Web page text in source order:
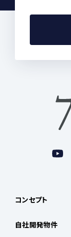
コンセプト
自社開発物件